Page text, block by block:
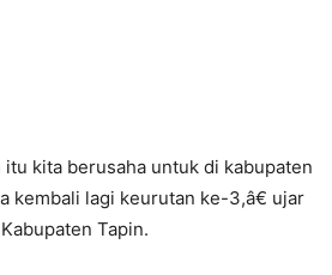
kita berusaha untuk di kabupaten
kembali lagi keurutan ke-3,â€ ujar
Tapin.